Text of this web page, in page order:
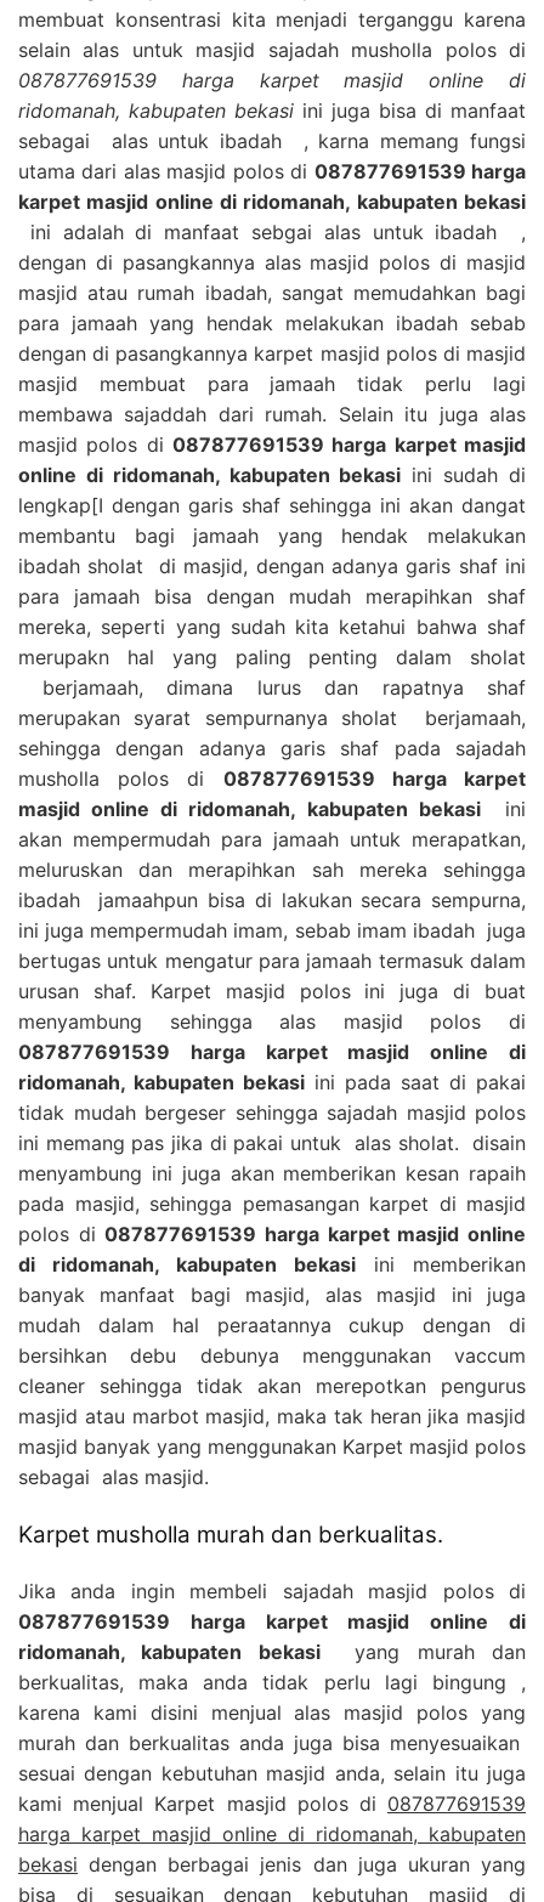
membuat konsentrasi kita menjadi terganggu karena
selain alas untuk masjid sajadah musholla polos di
087877691539 harga karpet masjid online di
ridomanah, kabupaten bekasi ini juga bisa di manfaat
sebagai alas untuk ibadah , karna memang fungsi
utama dari alas masjid polos di 087877691539 harga
karpet masjid online di ridomanah, kabupaten bekasi
ini adalah di manfaat sebgai alas untuk ibadah ,
dengan di pasangkannya alas masjid polos di masjid
masjid atau rumah ibadah, sangat memudahkan bagi
para jamaah yang hendak melakukan ibadah sebab
dengan di pasangkannya karpet masjid polos di masjid
masjid membuat para jamaah tidak perlu lagi
membawa sajaddah dari rumah. Selain itu juga alas
masjid polos di 087877691539 harga karpet masjid
online di ridomanah, kabupaten bekasi ini sudah di
lengkap[I dengan garis shaf sehingga ini akan dangat
membantu bagi jamaah yang hendak melakukan
ibadah sholat di masjid, dengan adanya garis shaf ini
para jamaah bisa dengan mudah merapihkan shaf
mereka, seperti yang sudah kita ketahui bahwa shaf
merupakn hal yang paling penting dalam sholat
berjamaah, dimana lurus dan rapatnya shaf
merupakan syarat sempurnanya sholat berjamaah,
sehingga dengan adanya garis shaf pada sajadah
musholla polos di 087877691539 harga karpet
masjid online di ridomanah, kabupaten bekasiini
akan mempermudah para jamaah untuk merapatkan,
meluruskan dan merapihkan sah mereka sehingga
ibadah jamaahpun bisa di lakukan secara sempurna,
ini juga mempermudah imam, sebab imam ibadah juga
bertugas untuk mengatur para jamaah termasuk dalam
urusan shaf. Karpet masjid polos ini juga di buat
menyambung sehingga alas masjid polos di
087877691539 harga karpet masjid online di
ridomanah, kabupaten bekasi ini pada saat di pakai
tidak mudah bergeser sehingga sajadah masjid polos
ini memang pas jika di pakai untuk alas sholat. disain
menyambung ini juga akan memberikan kesan rapaih
pada masjid, sehingga pemasangan karpet di masjid
polos di087877691539 harga karpet masjid online
di ridomanah, kabupaten bekasi ini memberikan
banyak manfaat bagi masjid, alas masjid ini juga
mudah dalam hal peraatannya cukup dengan di
bersihkan debu debunya menggunakan vaccum
cleaner sehingga tidak akan merepotkan pengurus
masjid atau marbot masjid, maka tak heran jika masjid
masjid banyak yang menggunakan Karpet masjid polos
sebagai alas masjid.
Karpet musholla murah dan berkualitas.
Jika anda ingin membeli sajadah masjid polos di
087877691539 harga karpet masjid online di
ridomanah, kabupaten bekasiyang murah dan
berkualitas, maka anda tidak perlu lagi bingung ,
karena kami disini menjual alas masjid polos yang
murah dan berkualitas anda juga bisa menyesuaikan
sesuai dengan kebutuhan masjid anda, selain itu juga
kami menjual Karpet masjid polos di 087877691539
harga karpet masjid online di ridomanah, kabupaten
bekasi dengan berbagai jenis dan juga ukuran yang
bisa di sesuaikan dengan kebutuhan masjid di